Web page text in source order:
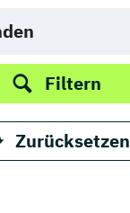
Filtern
Zurücksetzen